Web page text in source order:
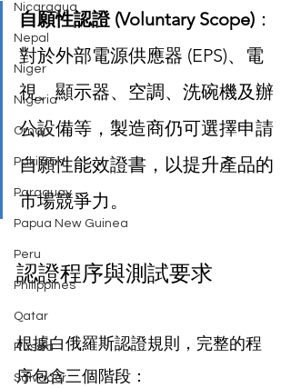
Nicaragua
Nepal
Niger
Nigeria
Oman
Pakistan
Paraguay
Papua New Guinea
Peru
Philippines
Qatar
Russia
Salvador
自願性認證 (Voluntary Scope) ：
對於外部電源供應器 (EPS)、電
視、顯示器、空調、洗碗機及辦
公設備等，製造商仍可選擇申請
自願性能效證書，以提升產品的
市場競爭力。
認證程序與測試要求
根據白俄羅斯認證規則，完整的程
序包含三個階段：